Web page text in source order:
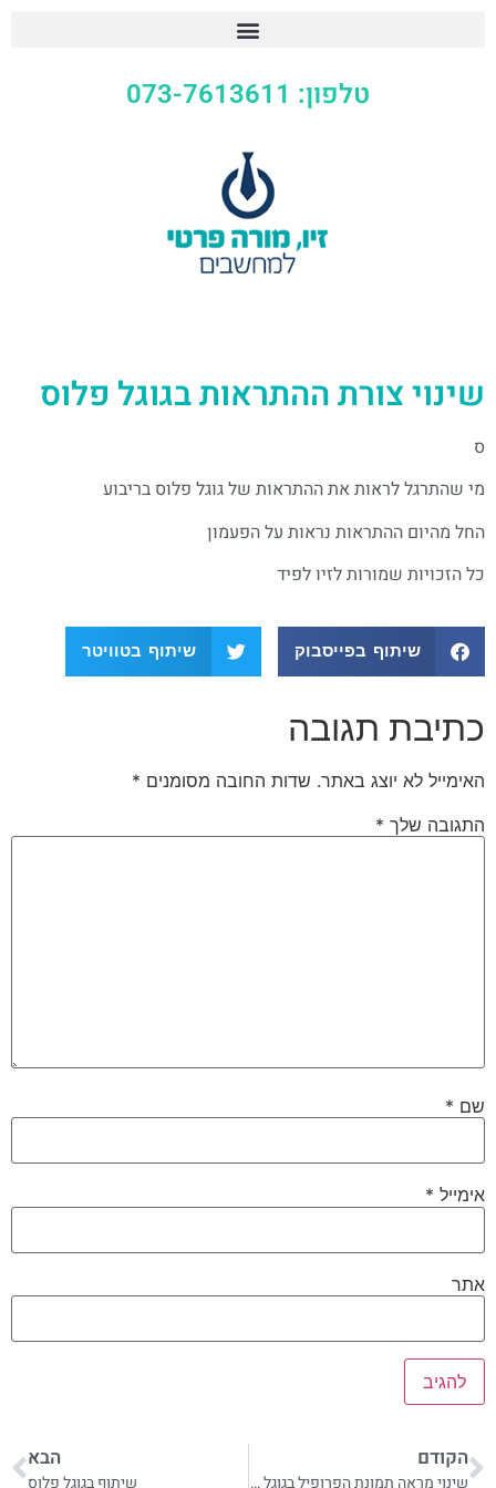
טלפון: 073-7613611
שינוי צורת ההתראות בגוגל פלוס
ס
מי שהתרגל לראות את ההתראות של גוגל פלוס בריבוע
החל מהיום ההתראות נראות על הפעמון
כל הזכויות שמורות לזיו לפיד
שיתוף בפייסבוק שיתוף בטוויטר
כתיבת תגובה
האימייל לא יוצג באתר. שדות החובה מסומנים *
התגובה שלך *
שם *
אימייל *
אתר
הקודם
שינוי מראה תמונת הפרופיל בגוגל פלוס
הבא
שיתוף בגוגל פלוס